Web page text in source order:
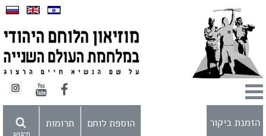
הזמנת ביקור
חיפוש
הוספת לוחם תרומות